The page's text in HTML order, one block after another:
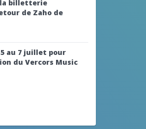
la billetterie
de Zaho de
au 7 juillet pour
du Vercors Music